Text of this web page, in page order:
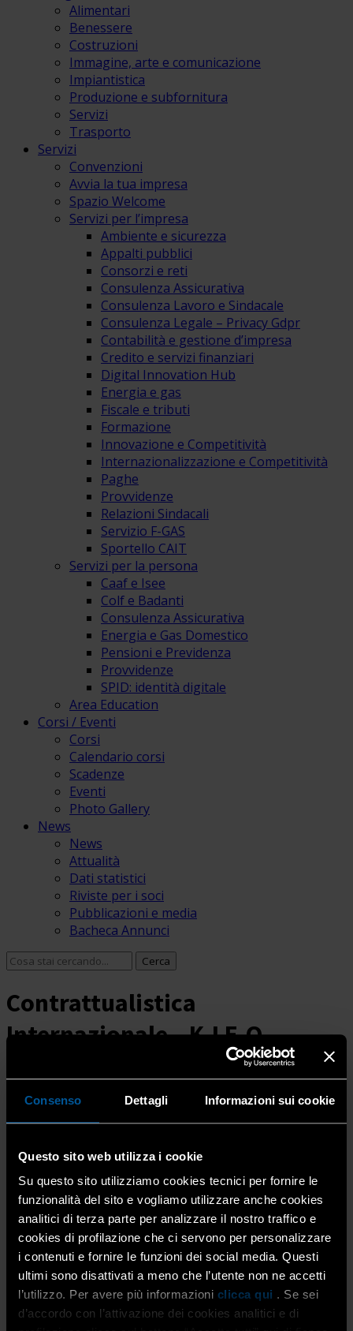
Consenso Dettagli Informazioni sui cookie
Questo sito web utilizza i cookie
Su questo sito utilizziamo cookies tecnici per fornire le
funzionalità del sito e vogliamo utilizzare anche cookies
analitici di terza parte per analizzare il nostro traffico e
cookies di profilazione che ci servono per personalizzare
i contenuti e fornire le funzioni dei social media. Questi
ultimi sono disattivati a meno che l’utente non ne accetti
l’utilizzo. Per avere più informazioni clicca qui . Se sei
d’accordo con l’attivazione dei cookies analitici e di
Alimentari
Benessere
Costruzioni
Immagine, arte e comunicazione
Impiantistica
Produzione e subfornitura
Servizi
Trasporto
Servizi
Convenzioni
Avvia la tua impresa
Spazio Welcome
Servizi per l’impresa
Ambiente e sicurezza
Appalti pubblici
Consorzi e reti
Consulenza Assicurativa
Consulenza Lavoro e Sindacale
Consulenza Legale – Privacy Gdpr
Contabilità e gestione d’impresa
Credito e servizi finanziari
Digital Innovation Hub
Energia e gas
Fiscale e tributi
Formazione
Innovazione e Competitività
Internazionalizzazione e Competitività
Paghe
Provvidenze
Relazioni Sindacali
Servizio F-GAS
Sportello CAIT
Servizi per la persona
Caaf e Isee
Colf e Badanti
Consulenza Assicurativa
Energia e Gas Domestico
Pensioni e Previdenza
Provvidenze
SPID: identità digitale
Area Education
Corsi / Eventi
Corsi
Calendario corsi
Scadenze
Eventi
Photo Gallery
News
News
Attualità
Dati statistici
Riviste per i soci
Pubblicazioni e media
Bacheca Annunci
Contrattualistica
Internazionale – K.LE.O.
Home
Contrattualistica Internazionale...
K.LE.O. - Know Your Legal Opportunities
Gli altri offrono servizi. Il progetto K.LE.O. studia
soluzioni e strategie.
Sempre più spesso le piccole imprese attive sui mercati
esteri stipulano dei veri e propri contratti internazionali.
Il negoziare, redigere e concludere i suddetti accordi
richiede molta attenzione e comporta problematiche
complesse a causa dei sistemi giuridici differenti dal
nostro: quale legge regolerà i rapporti tra le parti? Ed in